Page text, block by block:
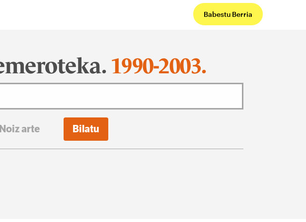
Babestu Berria
1990-2003.
Noiz arte